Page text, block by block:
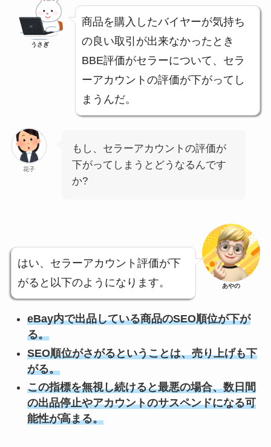
うさぎ
商品を購入したバイヤーが気持ち
の良い取引が出来なかったとき
BBE評価がセラーについて、セラ
ーアカウントの評価が下がってし
まうんだ。
花子
もし、セラーアカウントの評価が
下がってしまうとどうなるんです
か?
はい、セラーアカウント評価が下
がると以下のようになります。
あやの
eBay内で出品している商品のSEO順位が下が
る。
SEO順位がさがるということは、売り上げも下
がる。
この指標を無視し続けると最悪の場合、数日間
の出品停止やアカウントのサスペンドになる可
能性が高まる。